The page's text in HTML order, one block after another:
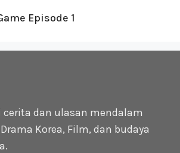
Episode 1
cerita dan ulasan mendalam
Korea, Film, dan budaya